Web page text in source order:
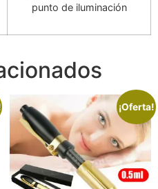
punto de iluminación
¡Oferta!